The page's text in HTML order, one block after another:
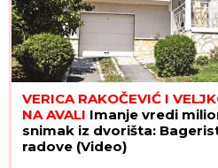
VERICA RAKOČEVIĆ I
NA AVALI Imanje vredi
snimak iz dvorišta:
radove (Video)